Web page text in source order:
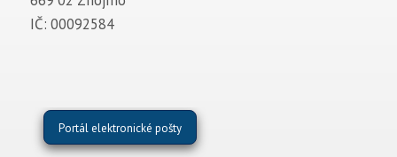
IČ: 00092584
Portál elektronické pošty